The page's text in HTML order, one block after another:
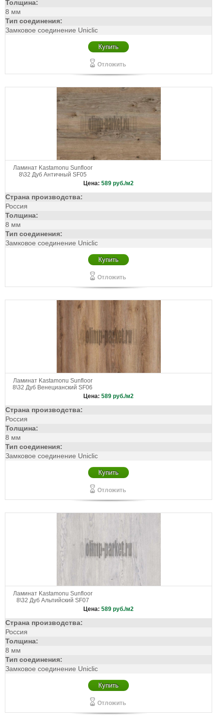
Толщина:
8 мм
Тип соединения:
Замковое соединение Uniclic
Купить
Отложить
Ламинат Kastamonu Sunfloor
8\32 Дуб Античный SF05
Цена: 589 руб./м2
Страна производства:
Россия
Толщина:
8 мм
Тип соединения:
Замковое соединение Uniclic
Купить
Отложить
Ламинат Kastamonu Sunfloor
8\32 Дуб Венецианский SF06
Цена: 589 руб./м2
Страна производства:
Россия
Толщина:
8 мм
Тип соединения:
Замковое соединение Uniclic
Купить
Отложить
Ламинат Kastamonu Sunfloor
8\32 Дуб Альпийский SF07
Цена: 589 руб./м2
Страна производства:
Россия
Толщина:
8 мм
Тип соединения:
Замковое соединение Uniclic
Купить
Отложить